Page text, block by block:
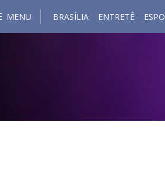
MENU BRASÍLIA ENTRETÊ